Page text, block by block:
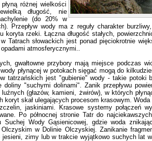
różnej wielkości
długość, nie
(do 20% w
Przepływ wody ma z reguły charakter
koryta rzeki. Łączna długość stałych,
Tatrach słowackich jest ponad pięciokrotnie
atmosferycznymi..
gwałtowne przybory mają miejsce podczas
płynącej w potokach sięgać mogą do
tatrzańskich jest "gubienie" wody - takie potoki
"suchymi dolinami". Zanik przepływu
(głazów, kamieni, żwirów), w których
skał ulegających procesom krasowym. Woda
jaskiniami. Krasowe systemy połączeń
Po północnej stronie Tatr do
Suchej Wody Gąsienicowej, gdzie woda
w Dolinie Olczyskiej. Zanikanie
jesieni, zimy lub w trakcie wyjątkowo suchych lat